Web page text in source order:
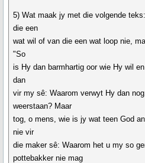
5) Wat maak jy met die volgende
die een
wat wil of van die een wat loop nie,
"So
is Hy dan barmhartig oor wie Hy wil
dan
vir my sê: Waarom verwyt Hy dan
weerstaan? Maar
tog, o mens, wie is jy wat teen God
nie vir
die maker sê: Waarom het u my so
pottebakker nie mag